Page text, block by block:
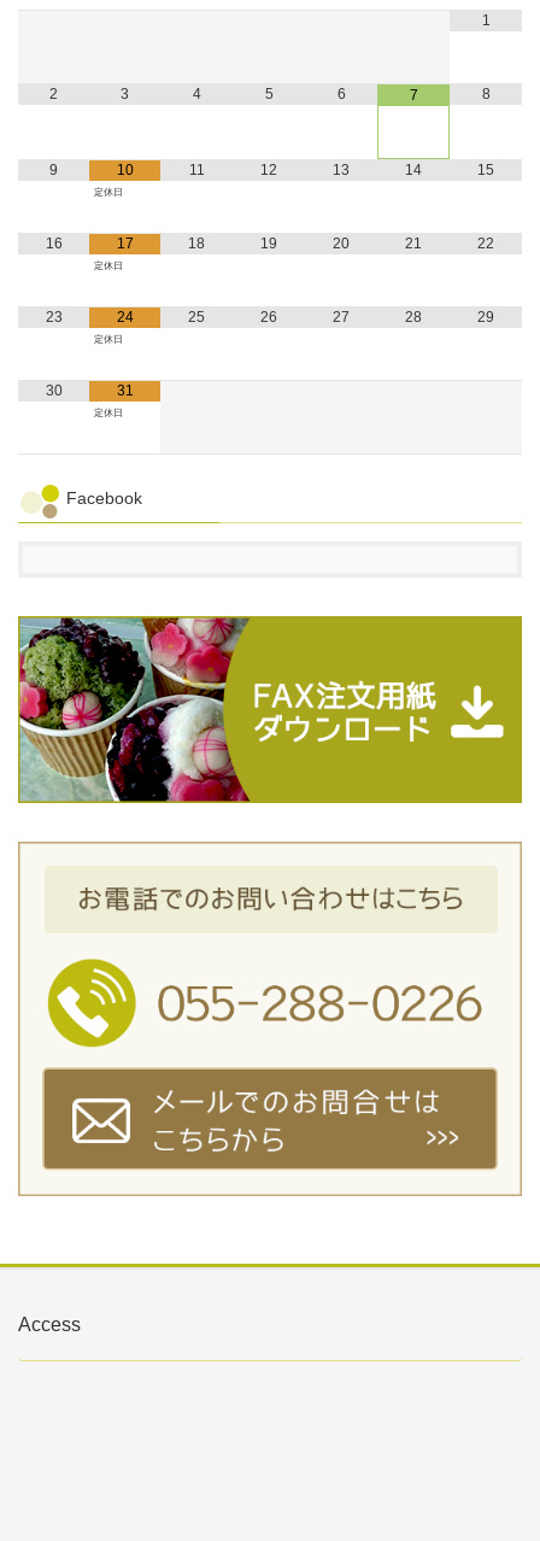
1
2 3 4 5 6 7 8
9 10
定休日
11 12 13 14 15
16 17
定休日
18 19 20 21 22
23 24
定休日
25 26 27 28 29
30 31
定休日
Facebook
Access